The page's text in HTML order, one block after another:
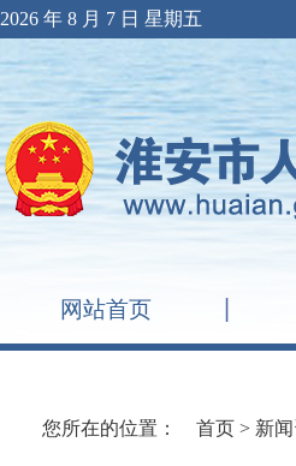
2026 年 8 月 7 日 星期五
网站首页
您所在的位置： 首页 > 新